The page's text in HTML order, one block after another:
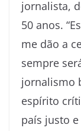
jornalista,
50 anos.
me dão a
sempre
jornalismo
espírito
país justo